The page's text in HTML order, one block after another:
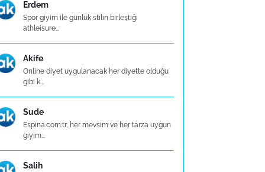
Erdem
Spor giyim ile günlük stilin birleştiği
athleisure...
Akife
Online diyet uygulanacak her diyette olduğu
gibi k...
Sude
Espina.com.tr, her mevsim ve her tarza uygun
giyim...
Salih